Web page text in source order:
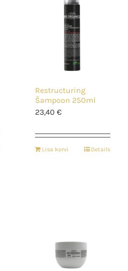
Restructuring
Šampoon 250ml
23,40 €
Lisa korvi Details